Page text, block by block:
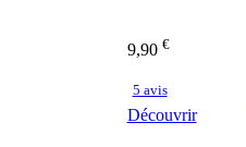
9,90 €
5 avis
Découvrir